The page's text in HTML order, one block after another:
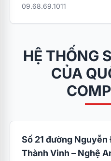
09.68.69.1011
HỆ THỐNG
CỦA
Số 21 đường
Thành Vinh – Nghệ